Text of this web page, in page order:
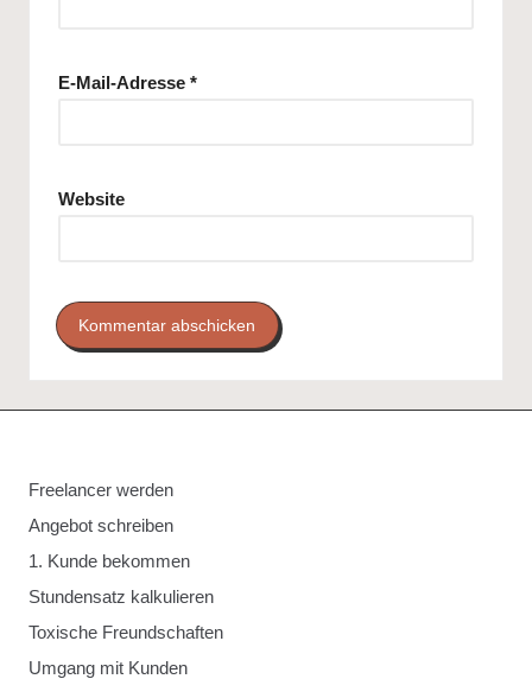
E-Mail-Adresse *
Website
Freelancer werden
Angebot schreiben
1. Kunde bekommen
Stundensatz kalkulieren
Toxische Freundschaften
Umgang mit Kunden